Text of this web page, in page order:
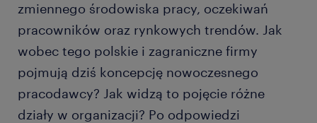
zmiennego środowiska pracy, oczekiwań
pracowników oraz rynkowych trendów. Jak
wobec tego polskie i zagraniczne firmy
pojmują dziś koncepcję nowoczesnego
pracodawcy? Jak widzą to pojęcie różne
działy w organizacji? Po odpowiedzi